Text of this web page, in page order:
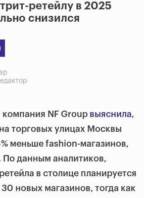
ретейлу в 2025
снизился
компания NF Group выяснила,
торговых улицах Москвы
меньше fashion-магазинов,
По данным аналитиков,
в столице планируется
новых магазинов, тогда как